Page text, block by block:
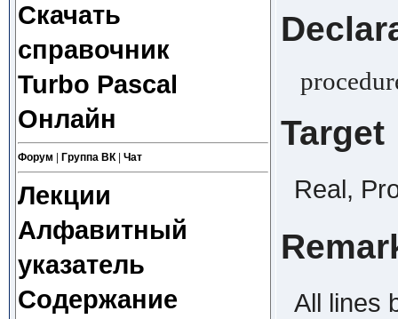
Скачать
справочник
Turbo Pascal
Онлайн
Форум Группа ВК| Чат
Лекции
Алфавитный
указатель
Содержание
Target
Real,
All lines